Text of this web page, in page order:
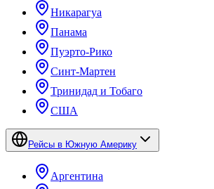
Никарагуа
Панама
Пуэрто-Рико
Синт-Мартен
Тринидад и Тобаго
США
Рейсы в Южную Америку
Аргентина